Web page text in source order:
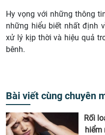
Hy vọng với những thông
những hiểu biết nhất định
xử lý kịp thời và hiệu quả
bênh.
Bài viết cùng chuyên
Rối
hiểm